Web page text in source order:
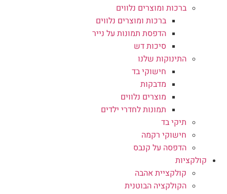
ברכות ומוצרים נלווים
ברכות ומוצרים נלווים
הדפסת תמונות על נייר
סיכות דש
התינוקות שלנו
חישוקי בד
מדבקות
מוצרים נלווים
תמונות לחדרי ילדים
תיקי בד
חישוקי רקמה
הדפסה על קנבס
קולקציות
קולקציית אהבה
הקולקציה הבוטנית